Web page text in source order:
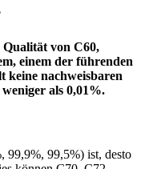
von C60,
einem der führenden
keine nachweisbaren
als 0,01%.
99,9%, 99,5%) ist, desto